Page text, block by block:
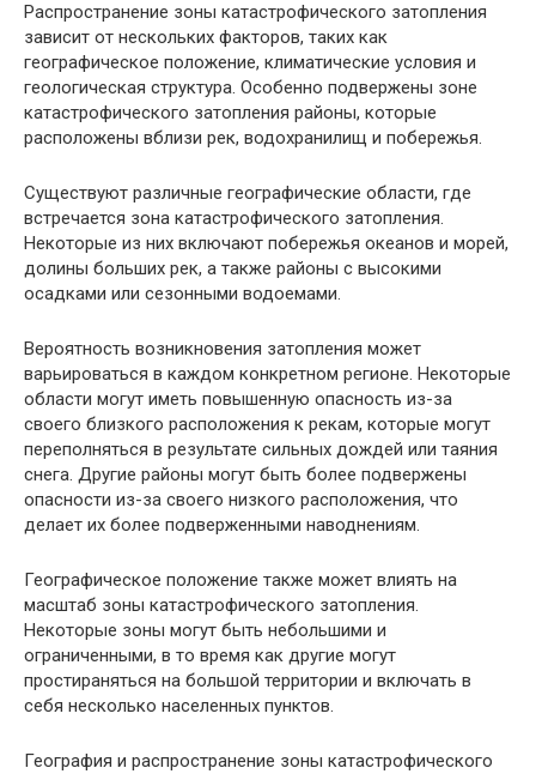
Распространение зоны катастрофического затопления
зависит от нескольких факторов, таких как
географическое положение, климатические условия и
геологическая структура. Особенно подвержены зоне
катастрофического затопления районы, которые
расположены вблизи рек, водохранилищ и побережья.
Существуют различные географические области, где
встречается зона катастрофического затопления.
Некоторые из них включают побережья океанов и морей,
долины больших рек, а также районы с высокими
осадками или сезонными водоемами.
Вероятность возникновения затопления может
варьироваться в каждом конкретном регионе. Некоторые
области могут иметь повышенную опасность из-за
своего близкого расположения к рекам, которые могут
переполняться в результате сильных дождей или таяния
снега. Другие районы могут быть более подвержены
опасности из-за своего низкого расположения, что
делает их более подверженными наводнениям.
Географическое положение также может влиять на
масштаб зоны катастрофического затопления.
Некоторые зоны могут быть небольшими и
ограниченными, в то время как другие могут
простираняться на большой территории и включать в
себя несколько населенных пунктов.
География и распространение зоны катастрофического